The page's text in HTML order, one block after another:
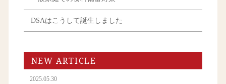
DSAはこうして誕生しました
NEW ARTICLE
2025.05.30